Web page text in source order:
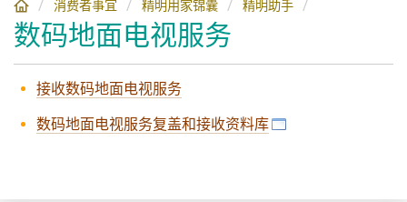
消费者事宜 精明用家锦囊 精明助手
数码地面电视服务
接收数码地面电视服务
数码地面电视服务复盖和接收资料库